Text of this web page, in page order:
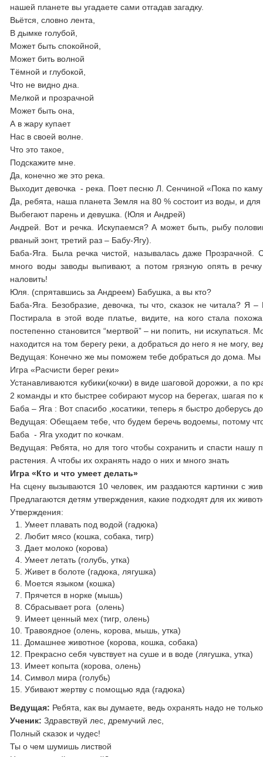
нашей планете вы угадаете сами отгадав загадку.
Вьётся, словно лента,
В дымке голубой,
Может быть спокойной,
Может бить волной
Тёмной и глубокой,
Что не видно дна.
Мелкой и прозрачной
Может быть она,
А в жару купает
Нас в своей волне.
Что это такое,
Подскажите мне.
Да, конечно же это река.
Выходит девочка - река. Поет песню Л. Сенчиной «Пока по
Да, ребята, наша планета Земля на 80 % состоит из воды, и
Выбегают парень и девушка. (Юля и Андрей)
Андрей. Вот и речка. Искупаемся? А может быть, рыбу
рваный зонт, третий раз – Бабу-Ягу).
Баба-Яга. Была речка чистой, называлась даже Прозрачной.
много воды заводы выпивают, а потом грязную опять в
наловить!
Юля. (спрятавшись за Андреем) Бабушка, а вы кто?
Баба-Яга. Безобразие, девочка, ты что, сказок не читала? Я
Постирала в этой воде платье, видите, на кого стала
постепенно становится “мертвой” – ни попить, ни
находится на том берегу реки, а добраться до него я не
Ведущая: Конечно же мы поможем тебе добраться до дома. Мы
Игра «Расчисти берег реки»
Устанавливаются кубики(кочки) в виде шаговой дорожки, а по
2 команды и кто быстрее собирают мусор на берегах, шагая по
Баба – Яга : Вот спасибо ,косатики, теперь я быстро доберусь
Ведущая: Обещаем тебе, что будем беречь водоемы, потому
Баба - Яга уходит по кочкам.
Ведущая: Ребята, но для того чтобы сохранить и спасти
растения. А чтобы их охранять надо о них и много знать
Игра «Кто и что умеет делать»
На сцену вызываются 10 человек, им раздаются картинки с
Предлагаются детям утверждения, какие подходят для их
Утверждения:
Умеет плавать под водой (гадюка)
Любит мясо (кошка, собака, тигр)
Дает молоко (корова)
Умеет летать (голубь, утка)
Живет в болоте (гадюка, лягушка)
Моется языком (кошка)
Прячется в норке (мышь)
Сбрасывает рога (олень)
Имеет ценный мех (тигр, олень)
Травоядное (олень, корова, мышь, утка)
Домашнее животное (корова, кошка, собака)
Прекрасно себя чувствует на суше и в воде (лягушка, утка)
Имеет копыта (корова, олень)
Символ мира (голубь)
Убивают жертву с помощью яда (гадюка)
Ведущая: Ребята, как вы думаете, ведь охранять надо не
Ученик: Здравствуй лес, дремучий лес,
Полный сказок и чудес!
Ты о чем шумишь листвой